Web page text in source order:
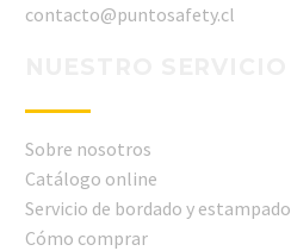
contacto@puntosafety.cl
Sobre nosotros
Catálogo online
Servicio de bordado y estampado
Cómo comprar